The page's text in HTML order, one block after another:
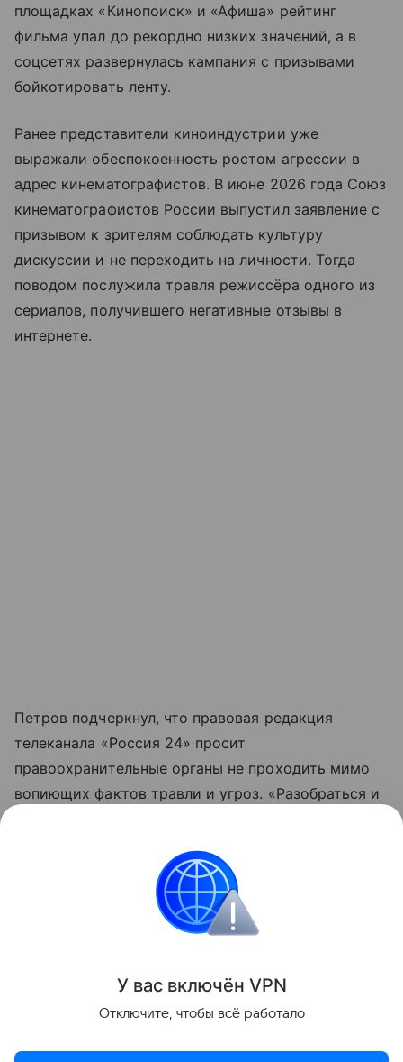
площадках «Кинопоиск» и «Афиша» рейтинг
фильма упал до рекордно низких значений, а в
соцсетях развернулась кампания с призывами
бойкотировать ленту.
Ранее представители киноиндустрии уже
выражали обеспокоенность ростом агрессии в
адрес кинематографистов. В июне 2026 года Союз
кинематографистов России выпустил заявление с
призывом к зрителям соблюдать культуру
дискуссии и не переходить на личности. Тогда
поводом послужила травля режиссёра одного из
сериалов, получившего негативные отзывы в
интернете.
Петров подчеркнул, что правовая редакция
телеканала «Россия 24» просит
правоохранительные органы не проходить мимо
вопиющих фактов травли и угроз. «Разобраться и
делом чести», — написал он.
правоохранительные органы
Поделиться
У вас включён VPN
Отключите, чтобы всё работало